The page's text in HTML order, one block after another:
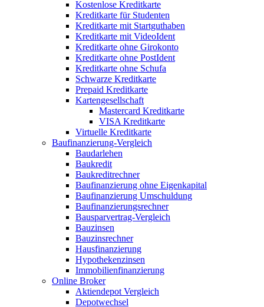
Kostenlose Kreditkarte
Kreditkarte für Studenten
Kreditkarte mit Startguthaben
Kreditkarte mit VideoIdent
Kreditkarte ohne Girokonto
Kreditkarte ohne PostIdent
Kreditkarte ohne Schufa
Schwarze Kreditkarte
Prepaid Kreditkarte
Kartengesellschaft
Mastercard Kreditkarte
VISA Kreditkarte
Virtuelle Kreditkarte
Baufinanzierung-Vergleich
Baudarlehen
Baukredit
Baukreditrechner
Baufinanzierung ohne Eigenkapital
Baufinanzierung Umschuldung
Baufinanzierungsrechner
Bausparvertrag-Vergleich
Bauzinsen
Bauzinsrechner
Hausfinanzierung
Hypothekenzinsen
Immobilienfinanzierung
Online Broker
Aktiendepot Vergleich
Depotwechsel